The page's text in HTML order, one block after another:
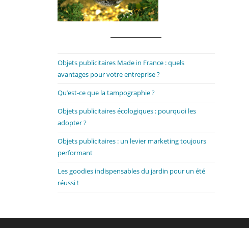
Objets publicitaires Made in France : quels
avantages pour votre entreprise ?
Qu’est-ce que la tampographie ?
Objets publicitaires écologiques : pourquoi les
adopter ?
Objets publicitaires : un levier marketing toujours
performant
Les goodies indispensables du jardin pour un été
réussi !